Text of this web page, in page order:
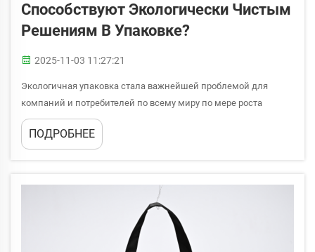
Способствуют Экологически Чистым
Решениям В Упаковке?
2025-11-03 11:27:21
Экологичная упаковка стала важнейшей проблемой для
компаний и потребителей по всему миру по мере роста
осведомлённости об окружающей среде. Компании всё чаще
ищут альтернативы традиционной пластиковой упаковке,
ПОДРОБНЕЕ